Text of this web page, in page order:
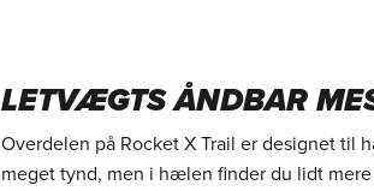
LETVÆGTS ÅNDBAR
Overdelen på Rocket X Trail er designet til
meget tynd, men i hælen finder du lidt